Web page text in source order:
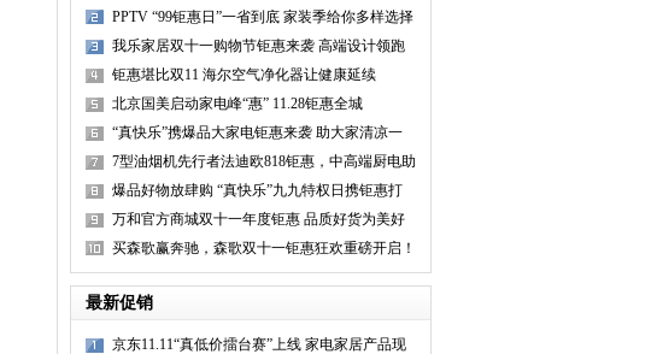
享6期免息
PPTV “99钜惠日”一省到底 家装季给你多样选择
我乐家居双十一购物节钜惠来袭 高端设计领跑
定制行业
钜惠堪比双11 海尔空气净化器让健康延续
北京国美启动家电峰“惠” 11.28钜惠全城
“真快乐”携爆品大家电钜惠来袭 助大家清凉一
夏
7型油烟机先行者法迪欧818钜惠，中高端厨电助
推消费升级
爆品好物放肆购 “真快乐”九九特权日携钜惠打
Call 818
万和官方商城双十一年度钜惠 品质好货为美好
生活加码
买森歌赢奔驰，森歌双十一钜惠狂欢重磅开启！
最新促销
京东11.11“真低价擂台赛”上线 家电家居产品现